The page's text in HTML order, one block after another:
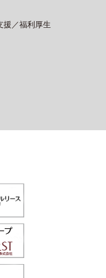
／福利厚生